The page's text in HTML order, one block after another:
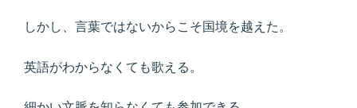
しかし、言葉ではないからこそ国境を越えた。
英語がわからなくても歌える。